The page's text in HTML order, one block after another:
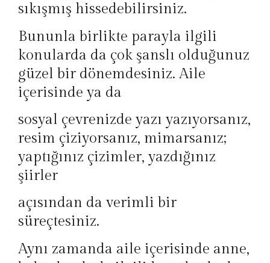
sıkışmış hissedebilirsiniz.
Bununla birlikte parayla ilgili
konularda da çok şanslı olduğunuz
güzel bir dönemdesiniz. Aile
içerisinde ya da
sosyal çevrenizde yazı yazıyorsanız,
resim çiziyorsanız, mimarsanız;
yaptığınız çizimler, yazdığınız
şiirler
açısından da verimli bir
süreçtesiniz.
Aynı zamanda aile içerisinde anne,